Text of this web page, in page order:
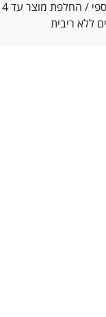
/ החלפת מוצר עד 14 יום
ללא ריבית